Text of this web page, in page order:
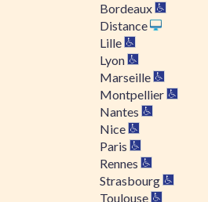
Bordeaux
Distance
Lille
Lyon
Marseille
Montpellier
Nantes
Nice
Paris
Rennes
Strasbourg
Toulouse